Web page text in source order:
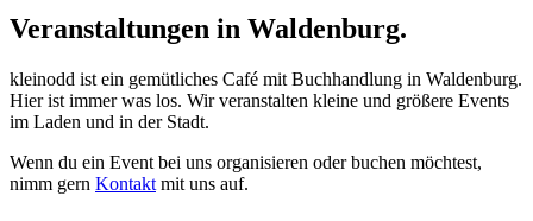
Veranstaltungen in Waldenburg.
kleinodd ist ein gemütliches Café mit Buchhandlung in Waldenburg.
Hier ist immer was los. Wir veranstalten kleine und größere Events
im Laden und in der Stadt.
Wenn du ein Event bei uns organisieren oder buchen möchtest,
nimm gern Kontakt mit uns auf.